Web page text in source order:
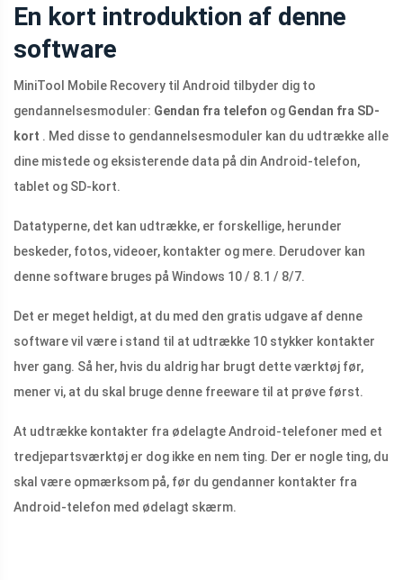
En kort introduktion af denne
software
MiniTool Mobile Recovery til Android tilbyder dig to
gendannelsesmoduler: Gendan fra telefon og Gendan fra SD-
kort . Med disse to gendannelsesmoduler kan du udtrække alle
dine mistede og eksisterende data på din Android-telefon,
tablet og SD-kort.
Datatyperne, det kan udtrække, er forskellige, herunder
beskeder, fotos, videoer, kontakter og mere. Derudover kan
denne software bruges på Windows 10 / 8.1 / 8/7.
Det er meget heldigt, at du med den gratis udgave af denne
software vil være i stand til at udtrække 10 stykker kontakter
hver gang. Så her, hvis du aldrig har brugt dette værktøj før,
mener vi, at du skal bruge denne freeware til at prøve først.
At udtrække kontakter fra ødelagte Android-telefoner med et
tredjepartsværktøj er dog ikke en nem ting. Der er nogle ting, du
skal være opmærksom på, før du gendanner kontakter fra
Android-telefon med ødelagt skærm.